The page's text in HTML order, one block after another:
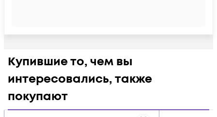
Купившие то, чем вы
интересовались, также
покупают